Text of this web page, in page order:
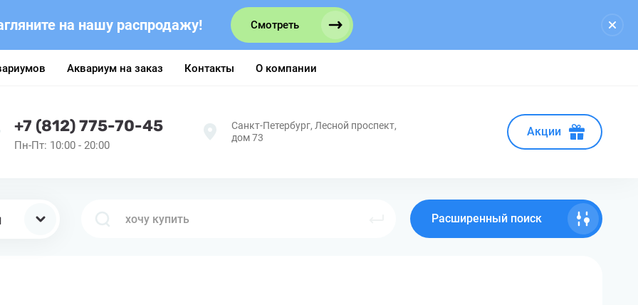
на нашу распродажу! Смотреть
Аквариум на заказ Контакты О компании
+7 (812) 775-70-45
Пн-Пт: 10:00 - 20:00
Санкт-Петербург, Лесной проспект,
дом 73
Акции
Расширенный поиск